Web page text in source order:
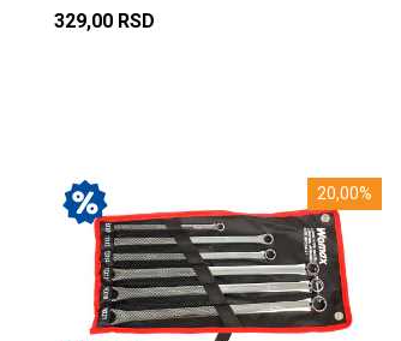
329,00 RSD
UPOREDI
20,00%